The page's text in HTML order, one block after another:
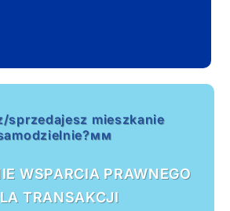
sprzedajesz mieszkanie
WSPARCIA PRAWNEGO
TRANSAKCJI